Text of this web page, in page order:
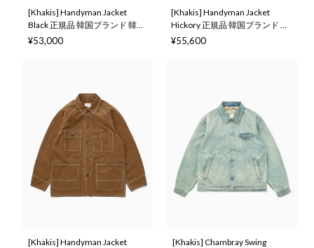
[Khakis] Handyman Jacket
Black 正規品 韓国ブランド 韓国
ファッション 韓国代行 カーキ
¥53,000
[Khakis] Handyman Jacket
Hickory 正規品 韓国ブランド 韓
国ファッション 韓国代行 カー
¥55,600
[Khakis] Handyman Jacket
[Khakis] Chambray Swing